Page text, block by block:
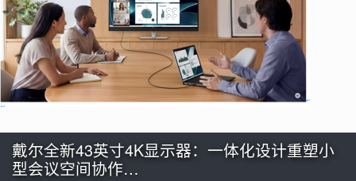
戴尔全新43英寸4K显示器：一体化设计重塑小
型会议空间协作…